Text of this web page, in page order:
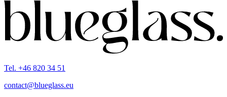
Tel. +46 820 34 51
contact@blueglass.eu